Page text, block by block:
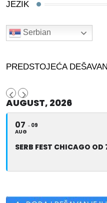
JEZIK
Serbian
PREDSTOJEĆA
AUGUST, 2026
07
AUG
09
SERB FEST CHICAGO